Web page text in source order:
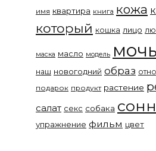
имя квартира книга кожа
который кошка лицо
маска масло модель мочь
наш новогодний образ
подарок продукт растение
салат секс собака
упражнение фильм цвет